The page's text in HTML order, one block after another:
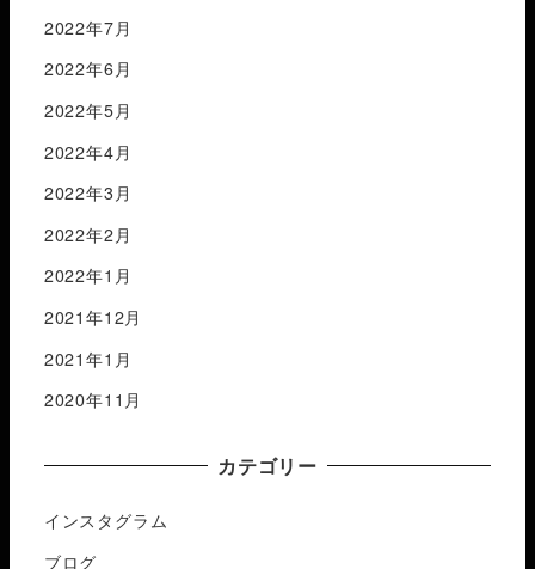
2022年7月
2022年6月
2022年5月
2022年4月
2022年3月
2022年2月
2022年1月
2021年12月
2021年1月
2020年11月
カテゴリー
インスタグラム
ブログ